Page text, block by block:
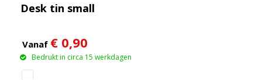
Desk tin small
Vanaf € 0,90
Bedrukt in circa 15 werkdagen